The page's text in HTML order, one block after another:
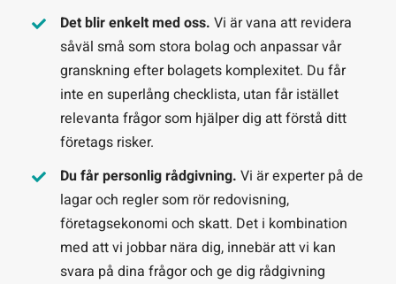
Det blir enkelt med oss. Vi är vana att revidera
såväl små som stora bolag och anpassar vår
granskning efter bolagets komplexitet. Du får
inte en superlång checklista, utan får istället
relevanta frågor som hjälper dig att förstå ditt
företags risker.
Du får personlig rådgivning. Vi är experter på de
lagar och regler som rör redovisning,
företagsekonomi och skatt. Det i kombination
med att vi jobbar nära dig, innebär att vi kan
svara på dina frågor och ge dig rådgivning